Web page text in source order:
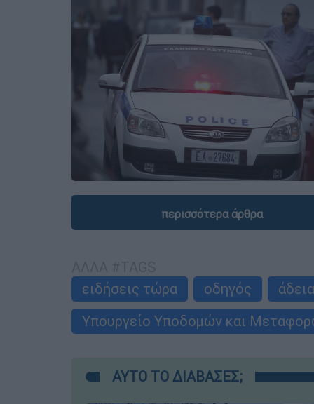
περισσότερα άρθρα
ειδήσεις τώρα
οδηγός
Υπουργείο Υποδομών και
ΑΥΤΟ ΤΟ ΔΙΑΒΑΣΕΣ;